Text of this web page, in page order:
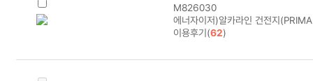
M826030
에너자이저)알카라인 건전지
이용후기(62)